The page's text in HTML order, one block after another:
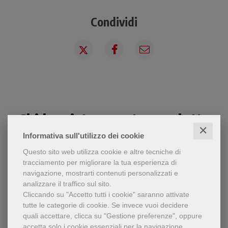
Informativa sull'utilizzo dei cookie ✕
Questo sito web utilizza cookie e altre tecniche di
tracciamento per migliorare la tua esperienza di
navigazione, mostrarti contenuti personalizzati e
analizzare il traffico sul sito.
Cliccando su "Accetto tutti i cookie" saranno attivate
tutte le categorie di cookie. Se invece vuoi decidere
quali accettare, clicca su "Gestione preferenze", oppure
accetta solo i cookie essenziali per la navigazione
Condividi
Chi ha visto questo prodotto
ha visto anche...